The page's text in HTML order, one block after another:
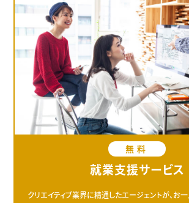
無料
就業支援サービス
クリエイティブ業界に精通したエージェントが、お